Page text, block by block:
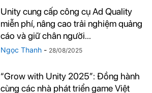
Unity cung cấp công cụ Ad Quality
miễn phí, nâng cao trải nghiệm quảng
cáo và giữ chân người...
Ngọc Thanh - 28/08/2025
“Grow with Unity 2025”: Đồng hành
cùng các nhà phát triển game Việt